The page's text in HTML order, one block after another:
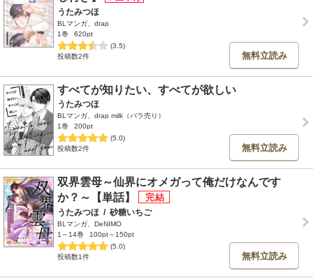
うたみつほ
BLマンガ、drap
1巻
620pt
(3.5)
投稿数2件
無料立読み
すべてが知りたい、すべてが欲しい
うたみつほ
BLマンガ、drap milk（バラ売り）
1巻
200pt
(5.0)
投稿数2件
無料立読み
双界雲母～仙界にオメガって俺だけなんです
か？～【単話】
うたみつほ / 砂糖いちご
BLマンガ、DeNIMO
1～14巻
100pt～150pt
(5.0)
投稿数1件
無料立読み